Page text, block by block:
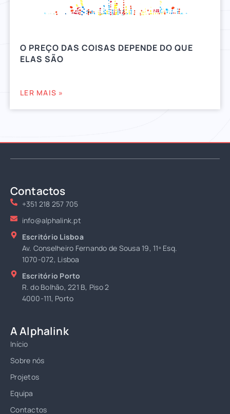
O PREÇO DAS COISAS DEPENDE DO QUE
ELAS SÃO
LER MAIS »
Contactos
+351 218 257 705
info@alphalink.pt
Escritório Lisboa
Av. Conselheiro Fernando de Sousa 19, 11º Esq.
1070-072, Lisboa
Escritório Porto
R. do Bolhão, 221 B, Piso 2
4000-111, Porto
A Alphalink
Início
Sobre nós
Projetos
Equipa
Contactos